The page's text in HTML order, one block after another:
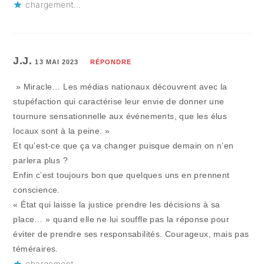
chargement…
J.J.13 MAI 2023 RÉPONDRE
» Miracle… Les médias nationaux découvrent avec la
stupéfaction qui caractérise leur envie de donner une
tournure sensationnelle aux événements, que les élus
locaux sont à la peine. »
Et qu’est-ce que ça va changer puisque demain on n’en
parlera plus ?
Enfin c’est toujours bon que quelques uns en prennent
conscience.
« État qui laisse la justice prendre les décisions à sa
place… » quand elle ne lui souffle pas la réponse pour
éviter de prendre ses responsabilités. Courageux, mais pas
téméraires.